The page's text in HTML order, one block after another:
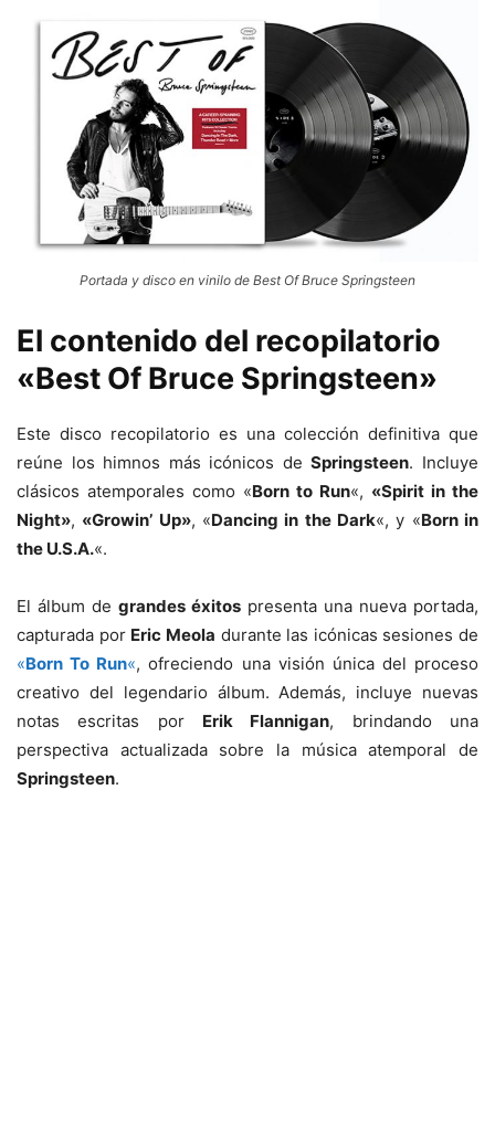
Portada y disco en vinilo de Best Of Bruce Springsteen
El contenido del recopilatorio
«Best Of Bruce Springsteen»
Este disco recopilatorio es una colección definitiva que
reúne los himnos más icónicos deSpringsteen. Incluye
clásicos atemporales como «Born to Run«, «Spirit in the
Night», «Growin’ Up», «Dancing in the Dark«, y «Born in
the U.S.A.«.
El álbum de grandes éxitos presenta una nueva portada,
capturada por Eric Meola durante las icónicas sesiones de
«Born To Run«, ofreciendo una visión única del proceso
creativo del legendario álbum. Además, incluye nuevas
notas escritas por Erik Flannigan, brindando una
perspectiva actualizada sobre la música atemporal de
Springsteen.